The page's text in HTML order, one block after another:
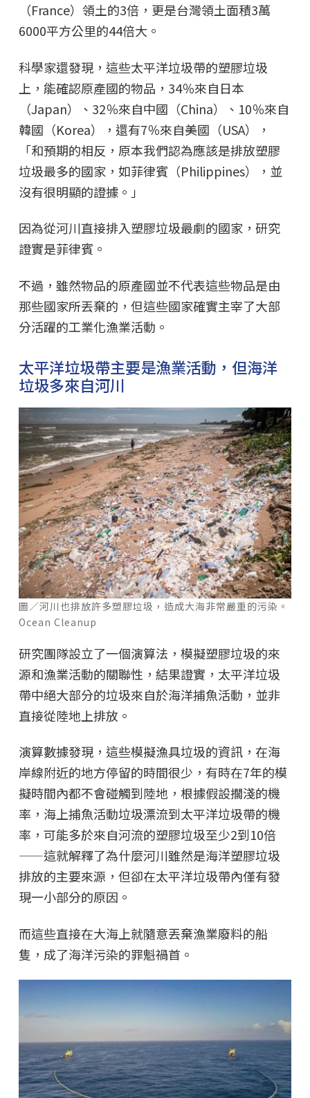
（France）領土的3倍，更是台灣領土面積3萬
6000平方公里的44倍大。
科學家還發現，這些太平洋垃圾帶的塑膠垃圾
上，能確認原產國的物品，34％來自日本
（Japan）、32％來自中國（China）、10％來自
韓國（Korea），還有7％來自美國（USA），
「和預期的相反，原本我們認為應該是排放塑膠
垃圾最多的國家，如菲律賓（Philippines），並
沒有很明顯的證據。」
因為從河川直接排入塑膠垃圾最劇的國家，研究
證實是菲律賓。
不過，雖然物品的原產國並不代表這些物品是由
那些國家所丟棄的，但這些國家確實主宰了大部
分活躍的工業化漁業活動。
太平洋垃圾帶主要是漁業活動，但海洋
垃圾多來自河川
圖／河川也排放許多塑膠垃圾，造成大海非常嚴重的污染。
Ocean Cleanup
研究團隊設立了一個演算法，模擬塑膠垃圾的來
源和漁業活動的關聯性，結果證實，太平洋垃圾
帶中絕大部分的垃圾來自於海洋捕魚活動，並非
直接從陸地上排放。
演算數據發現，這些模擬漁具垃圾的資訊，在海
岸線附近的地方停留的時間很少，有時在7年的模
擬時間內都不會碰觸到陸地，根據假設擱淺的機
率，海上捕魚活動垃圾漂流到太平洋垃圾帶的機
率，可能多於來自河流的塑膠垃圾至少2到10倍
——這就解釋了為什麼河川雖然是海洋塑膠垃圾
排放的主要來源，但卻在太平洋垃圾帶內僅有發
現一小部分的原因。
而這些直接在大海上就隨意丟棄漁業廢料的船
隻，成了海洋污染的罪魁禍首。